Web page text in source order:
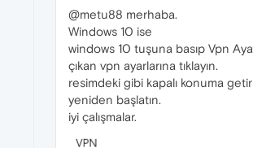
@metu88 merhaba.
Windows 10 ise
windows 10 tuşuna basıp Vpn
çıkan vpn ayarlarına tıklayın.
resimdeki gibi kapalı konuma
yeniden başlatın.
iyi çalışmalar.